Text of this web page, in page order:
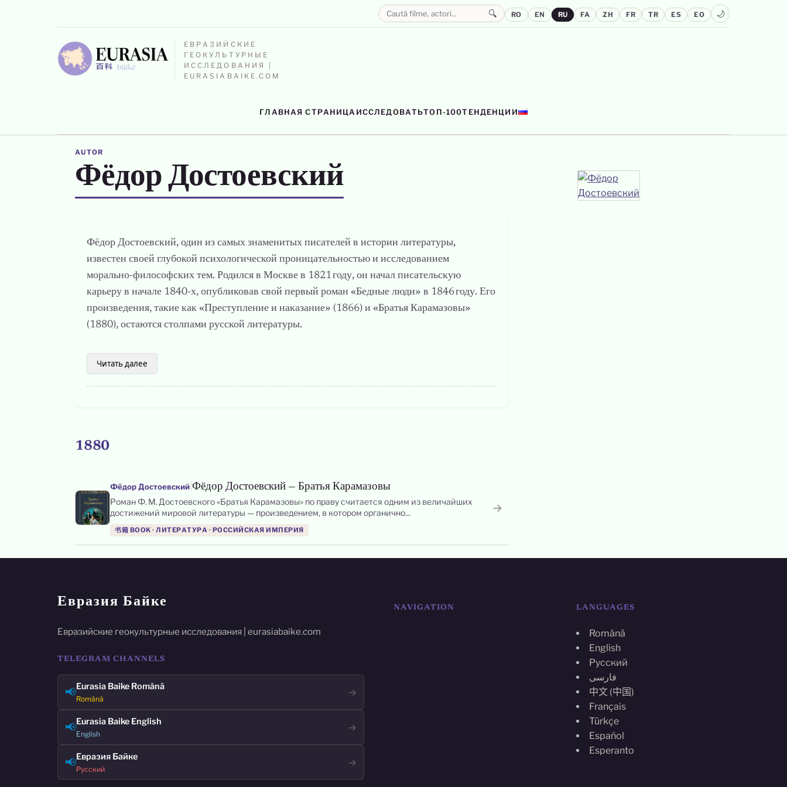
ЕВРАЗИЙСКИЕ
ГЕОКУЛЬТУРНЫЕ
ИССЛЕДОВАНИЯ |
EURASIABAIKE.COM
ГЛАВНАЯ СТРАНИЦА ИССЛЕДОВАТЬТОП-100ТЕНДЕНЦИИ
🔍 RO EN RU FA ZH FR TR ES EO 🌙
AUTOR
Фёдор Достоевский
Фёдор Достоевский, один из самых знаменитых писателей в истории литературы,
известен своей глубокой психологической проницательностью и исследованием
морально‑философских тем. Родился в Москве в 1821 году, он начал писательскую
карьеру в начале 1840‑х, опубликовав свой первый роман «Бедные люди» в 1846 году. Его
произведения, такие как «Преступление и наказание» (1866) и «Братья Карамазовы»
(1880), остаются столпами русской литературы.
Читать далее
1880
Фёдор Достоевский Фёдор Достоевский — Братья Карамазовы
Роман Ф. М. Достоевского «Братья Карамазовы» по праву считается одним из величайших
достижений мировой литературы — произведением, в котором органично...
书籍 BOOK · ЛИТЕРАТУРА · РОССИЙСКАЯ ИМПЕРИЯ
→
Евразия Байке
Евразийские геокультурные исследования | eurasiabaike.com
TELEGRAM CHANNELS
📢Eurasia Baike Română
Română
→
📢Eurasia Baike English
English
→
📢Евразия Байке
Русский
→
NAVIGATION LANGUAGES
Română
English
Русский
فارسی
中文 (中国)
Français
Türkçe
Español
Esperanto